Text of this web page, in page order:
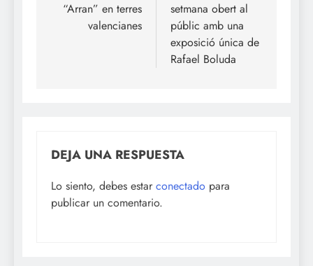
“Arran” en terres
valencianes
setmana obert al
públic amb una
exposició única de
Rafael Boluda
DEJA UNA RESPUESTA
Lo siento, debes estar conectado para
publicar un comentario.